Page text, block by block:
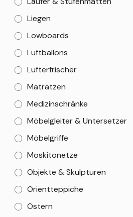
Liegen
Lowboards
Luftballons
Lufterfrischer
Matratzen
Medizinschränke
Möbelgleiter & Untersetzer
Möbelgriffe
Moskitonetze
Objekte & Skulpturen
Orientteppiche
Ostern